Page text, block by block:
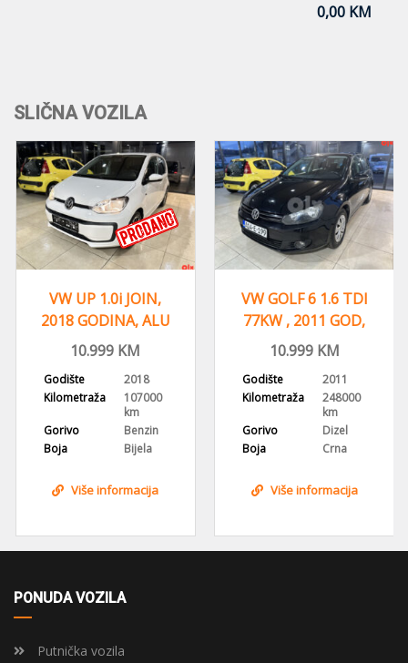
0,00 KM
SLIČNA VOZILA
VW GOLF 6 1.6 TDI
77KW , 2011 GOD,
REGISTROVAN,KLIMA
10.999KM
Godište
2011
Kilometraža
248000
km
Gorivo
Dizel
Boja
Crna
Više informacija
NA STANJU
VW GOLF VII
VARIANT 1.6 TDI,
2015 GOD,
14.999KM
Godište
2015
Kilometraža
208000
km
Gorivo
Dizel
Boja
Siva
Više informacija
PONUDA VOZILA
Putnička vozila